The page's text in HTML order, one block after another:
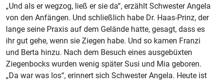
„Und als er wegzog, ließ er sie da“, erzählt Schwester Angela
von den Anfängen. Und schließlich habe Dr. Haas-Prinz, der
lange seine Praxis auf dem Gelände hatte, gesagt, dass es
ihr gut gehe, wenn sie Ziegen habe. Und so kamen Franzi
und Berta hinzu. Nach dem Besuch eines ausgebüxten
Ziegenbocks wurden wenig später Susi und Mia geboren.
„Da war was los“, erinnert sich Schwester Angela. Heute ist